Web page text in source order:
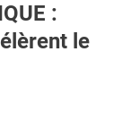
liste
:
le